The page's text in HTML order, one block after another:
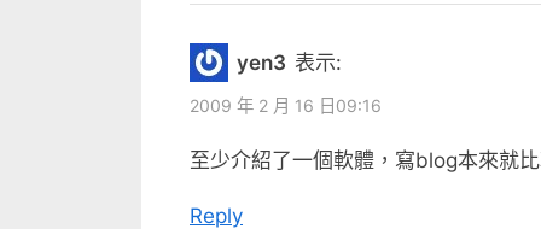
:
yen3 表示:
2009 年 2 月 16 日09:16
至少介紹了一個軟體，寫blog本來就
Reply